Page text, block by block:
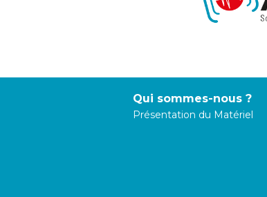
Qui sommes-nous ?
Présentation du Matériel